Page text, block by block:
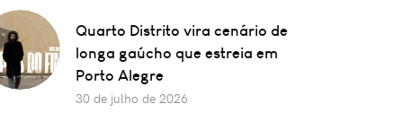
Quarto Distrito vira cenário de
longa gaúcho que estreia em
Porto Alegre
30 de julho de 2026